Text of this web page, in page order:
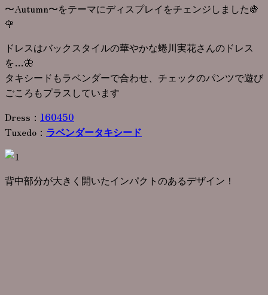
〜Autumn〜をテーマにディスプレイをチェンジしました🍇
🌹
ドレスはバックスタイルの華やかな蜷川実花さんのドレス
を…🦋
タキシードもラベンダーで合わせ、チェックのパンツで遊び
ごころもプラスしています
Dress： 160450
Tuxedo： ラベンダータキシード
背中部分が大きく開いたインパクトのあるデザイン！